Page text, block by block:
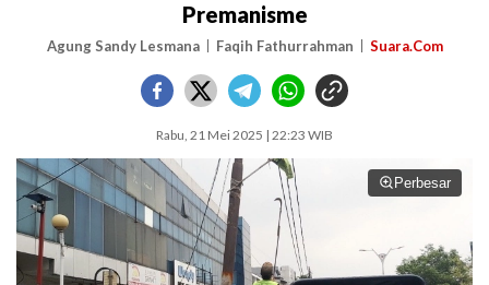
Premanisme
Agung Sandy Lesmana Faqih Fathurrahman Suara.Com
Rabu, 21 Mei 2025 | 22:23 WIB
Perbesar